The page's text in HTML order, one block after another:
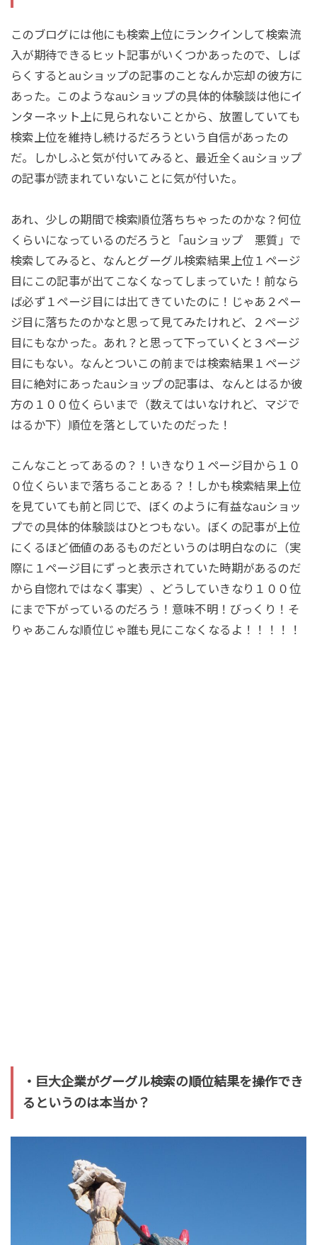
このブログには他にも検索上位にランクインして検索流
入が期待できるヒット記事がいくつかあったので、しば
らくするとauショップの記事のことなんか忘却の彼方に
あった。このようなauショップの具体的体験談は他にイ
ンターネット上に見られないことから、放置していても
検索上位を維持し続けるだろうという自信があったの
だ。しかしふと気が付いてみると、最近全くauショップ
の記事が読まれていないことに気が付いた。
あれ、少しの期間で検索順位落ちちゃったのかな？何位
くらいになっているのだろうと「auショップ 悪質」で
検索してみると、なんとグーグル検索結果上位１ページ
目にこの記事が出てこなくなってしまっていた！前なら
ば必ず１ページ目には出てきていたのに！じゃあ２ペー
ジ目に落ちたのかなと思って見てみたけれど、２ページ
目にもなかった。あれ？と思って下っていくと３ページ
目にもない。なんとついこの前までは検索結果１ページ
目に絶対にあったauショップの記事は、なんとはるか彼
方の１００位くらいまで（数えてはいなけれど、マジで
はるか下）順位を落としていたのだった！
こんなことってあるの？！いきなり１ページ目から１０
０位くらいまで落ちることある？！しかも検索結果上位
を見ていても前と同じで、ぼくのように有益なauショッ
プでの具体的体験談はひとつもない。ぼくの記事が上位
にくるほど価値のあるものだというのは明白なのに（実
際に１ページ目にずっと表示されていた時期があるのだ
から自惚れではなく事実）、どうしていきなり１００位
にまで下がっているのだろう！意味不明！びっくり！そ
りゃあこんな順位じゃ誰も見にこなくなるよ！！！！！
・巨大企業がグーグル検索の順位結果を操作でき
るというのは本当か？